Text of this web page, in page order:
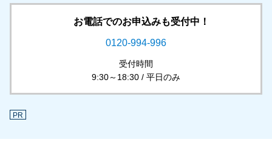
お電話でのお申込みも受付中！
0120-994-996
受付時間
9:30～18:30 / 平日のみ
PR